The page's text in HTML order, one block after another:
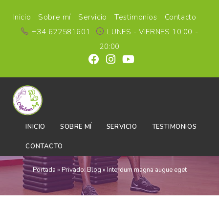
Inicio Sobre mí Servicio Testimonios
Contacto
+34 622581601
LUNES - VIERNES 10:00 -
20:00
INICIO SOBRE MÍ SERVICIO TESTIMONIOS
CONTACTO
Portada » Privado: Blog » Interdum magna augue eget